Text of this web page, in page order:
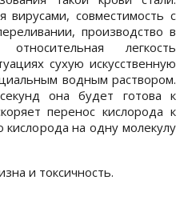
вирусами, совместимость с
производство в
легкость
сухую искусственную
водным раствором.
она будет готова к
перенос кислорода к
кислорода на одну молекулу
и токсичность.